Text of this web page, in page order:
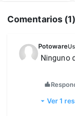
Comentarios (1)
Potoware
Ninguno
Ver 1